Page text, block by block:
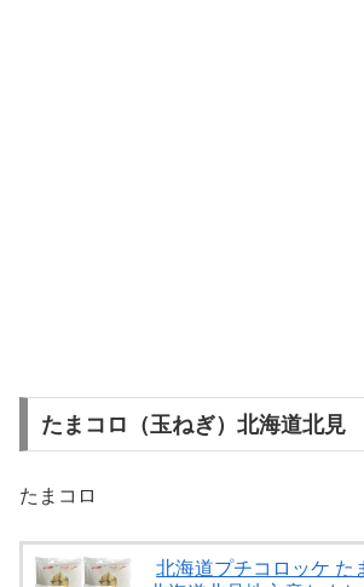
たまコロ（玉ねぎ）北海道北見
たまコロ
北海道プチコロッケ た